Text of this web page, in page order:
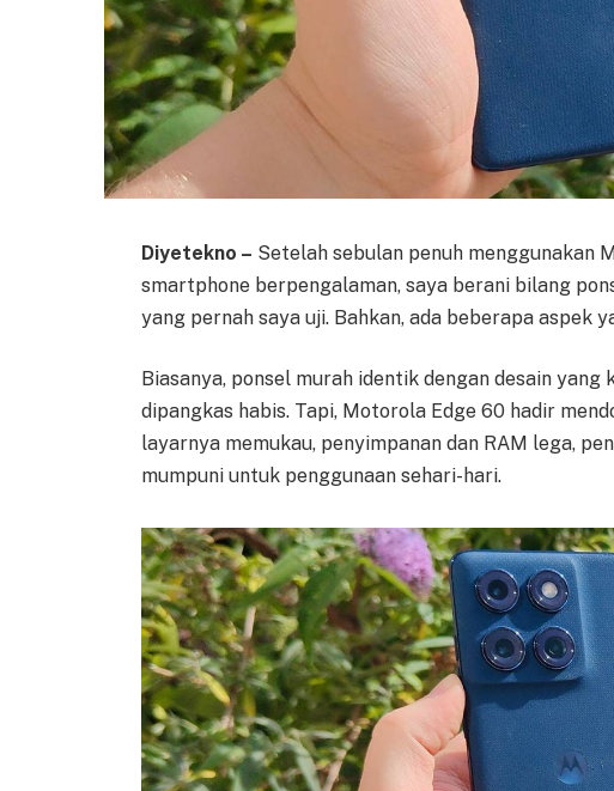
Diyetekno – Setelah sebulan penuh menggunakan
smartphone berpengalaman, saya berani bilang
yang pernah saya uji. Bahkan, ada beberapa aspek
Biasanya, ponsel murah identik dengan desain
dipangkas habis. Tapi, Motorola Edge 60 hadir
layarnya memukau, penyimpanan dan RAM lega,
mumpuni untuk penggunaan sehari-hari.